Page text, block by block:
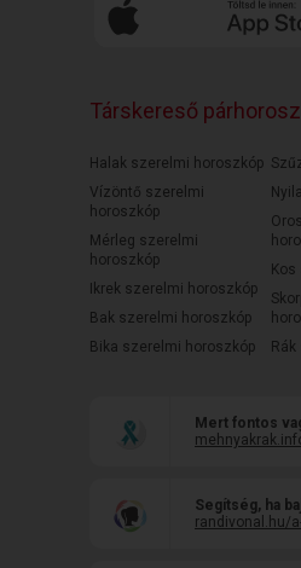
Társkereső
Halak szerelmi horoszkóp
Vízöntő szerelmi
horoszkóp
Mérleg szerelmi
horoszkóp
Ikrek szerelmi horoszkóp
Bak szerelmi horoszkóp
Bika szerelmi horoszkóp
Mert fontos
Segítség, ha
randivonal.hu/